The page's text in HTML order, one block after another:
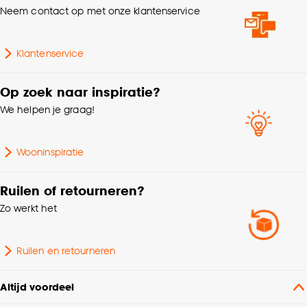
kan aanpassen, bekijk hiervoor onze
Garantietermijn 24 maanden
accessoire
Neem contact op met onze klantenservice
Klantenservice
Op zoek naar inspiratie?
We helpen je graag!
Wooninspiratie
Ruilen of retourneren?
Zo werkt het
Ruilen en retourneren
Altijd voordeel